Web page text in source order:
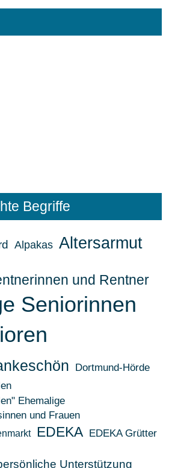
Begriffe
Alpakas Altersarmut
und Rentner
Seniorinnen
Dortmund-Hörde
Ehemalige
und Frauen
EDEKA EDEKA Grütter
Unterstützung